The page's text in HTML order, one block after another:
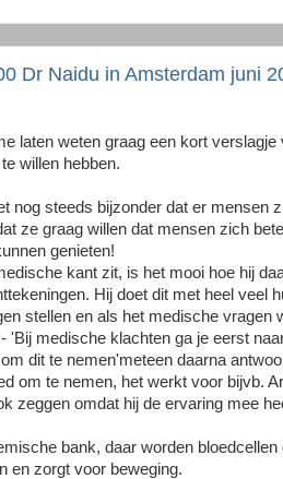
Dr Naidu in Amsterdam juni
laten weten graag een kort verslagje
willen hebben.
nog steeds bijzonder dat er mensen
ze graag willen dat mensen zich
genieten!
kant zit, is het mooi hoe hij
Hij doet dit met heel veel
stellen en als het medische vragen
'Bij medische klachten ga je eerst
dit te nemen'meteen daarna
om te nemen, het werkt voor bijvb.
zeggen omdat hij de ervaring mee
bank, daar worden bloedcellen
en zorgt voor beweging.